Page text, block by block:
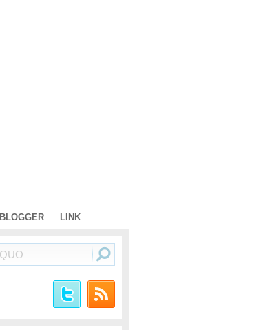
BLOGGER LINK